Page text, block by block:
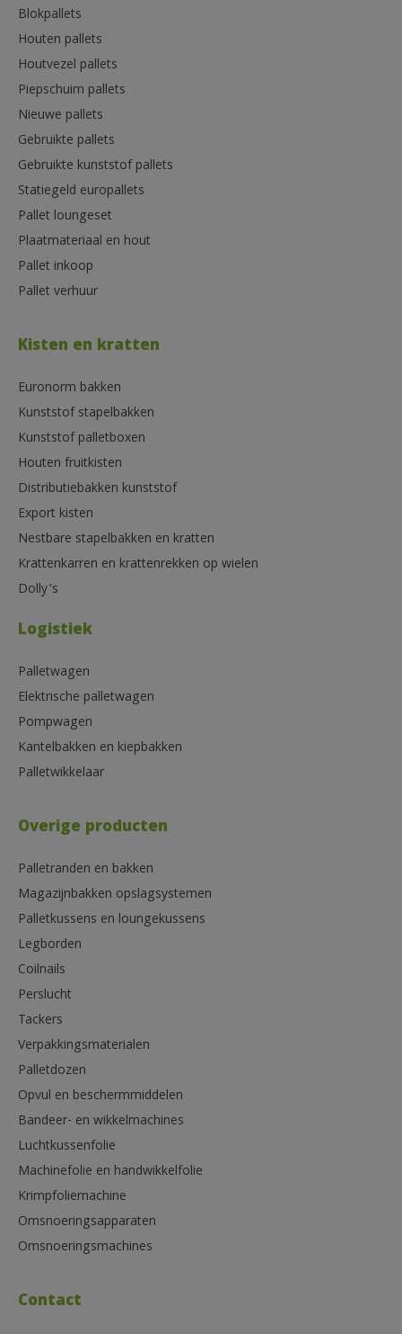
Blokpallets
Houten pallets
Houtvezel pallets
Piepschuim pallets
Nieuwe pallets
Gebruikte pallets
Gebruikte kunststof pallets
Statiegeld europallets
Pallet loungeset
Plaatmateriaal en hout
Pallet inkoop
Pallet verhuur
Kisten en kratten
Euronorm bakken
Kunststof stapelbakken
Kunststof palletboxen
Houten fruitkisten
Distributiebakken kunststof
Export kisten
Nestbare stapelbakken en kratten
Krattenkarren en krattenrekken op wielen
Dolly’s
Logistiek
Palletwagen
Elektrische palletwagen
Pompwagen
Kantelbakken en kiepbakken
Palletwikkelaar
Overige producten
Palletranden en bakken
Magazijnbakken opslagsystemen
Palletkussens en loungekussens
Legborden
Coilnails
Perslucht
Tackers
Verpakkingsmaterialen
Palletdozen
Opvul en beschermmiddelen
Bandeer- en wikkelmachines
Luchtkussenfolie
Machinefolie en handwikkelfolie
Krimpfoliemachine
Omsnoeringsapparaten
Omsnoeringsmachines
Contact